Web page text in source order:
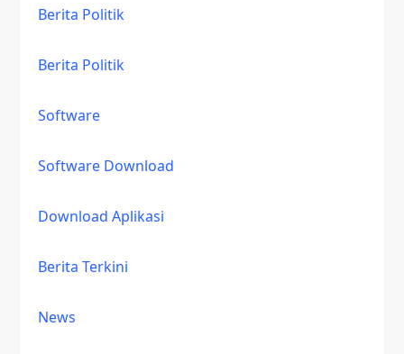
Berita Politik
Berita Politik
Software
Software Download
Download Aplikasi
Berita Terkini
News